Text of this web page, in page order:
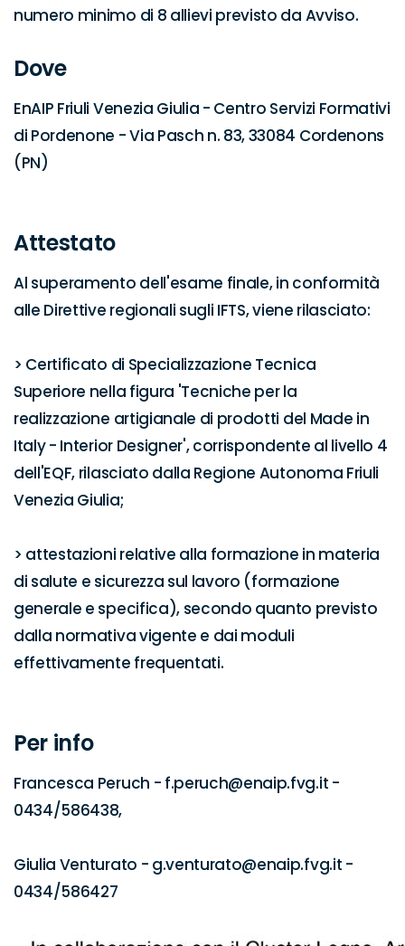
numero minimo di 8 allievi previsto da Avviso.
Dove
EnAIP Friuli Venezia Giulia - Centro Servizi Formativi
di Pordenone - Via Pasch n. 83, 33084 Cordenons
(PN)
Attestato
Al superamento dell'esame finale, in conformità
alle Direttive regionali sugli IFTS, viene rilasciato:
> Certificato di Specializzazione Tecnica
Superiore nella figura 'Tecniche per la
realizzazione artigianale di prodotti del Made in
Italy - Interior Designer', corrispondente al livello 4
dell'EQF, rilasciato dalla Regione Autonoma Friuli
Venezia Giulia;
> attestazioni relative alla formazione in materia
di salute e sicurezza sul lavoro (formazione
generale e specifica), secondo quanto previsto
dalla normativa vigente e dai moduli
effettivamente frequentati.
Per info
Francesca Peruch - f.peruch@enaip.fvg.it -
0434/586438,
Giulia Venturato - g.venturato@enaip.fvg.it -
0434/586427